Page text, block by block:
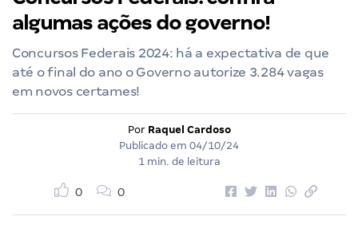
algumas ações do governo!
Concursos Federais 2024: há a expectativa de que
até o final do ano o Governo autorize 3.284 vagas
em novos certames!
Por Raquel Cardoso
Publicado em 04/10/24
1 min. de leitura
0 0